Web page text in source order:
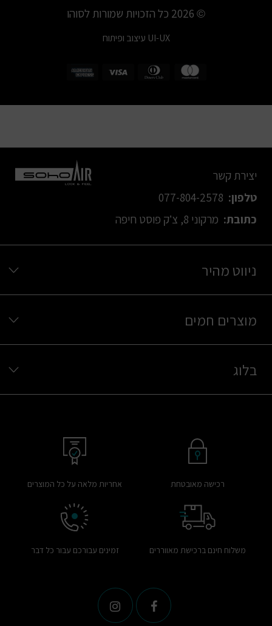
© 2026 כל הזכויות שמורות לסוהו
UI-UX עיצוב ופיתוח
יצירת קשר
טלפון: 077-804-2578
כתובת: מרקוני 8, צ’ק פוסט חיפה
ניווט מהיר
מוצרים חמים
בלוג
רכישה מאובטחת אחריות מלאה על כל המוצרים
משלוח חינם ברכישת מאווררים זמינים עבורכם עבור כל דבר